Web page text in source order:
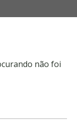
não foi